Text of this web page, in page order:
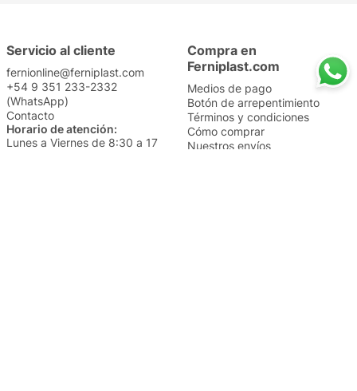
Servicio al cliente
fernionline@ferniplast.com
+54 9 351 233-2332
(WhatsApp)
Contacto
Horario de atención:
Lunes a Viernes de 8:30 a 17
Compra en
Ferniplast.com
Medios de pago
Botón de arrepentimiento
Términos y condiciones
Cómo comprar
Nuestros envíos